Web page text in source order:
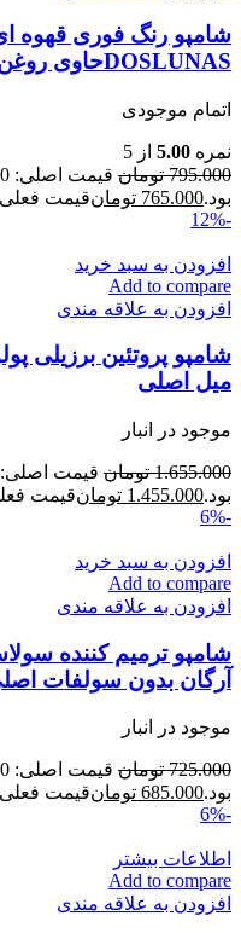
شامپو رنگ فوری قهوه
DOSLUNASحاوی روغن آرگان 420 میل اصلی
اتمام موجودی
نمره 5.00 از 5
795.000 تومان
بود.765.000 تومانقیمت فعلی: 765.000
-12%
افزودن به سبد خرید
Add to compare
افزودن به علاقه مندی
میل اصلی
موجود در انبار
1.655.000 تومان
بود.1.455.000 تومانقیمت فعلی: 1.455.000
-6%
افزودن به سبد خرید
Add to compare
افزودن به علاقه مندی
آرگان بدون سولفات
موجود در انبار
725.000 تومان
بود.685.000 تومانقیمت فعلی: 685.000
-6%
اطلاعات بیشتر
Add to compare
افزودن به علاقه مندی